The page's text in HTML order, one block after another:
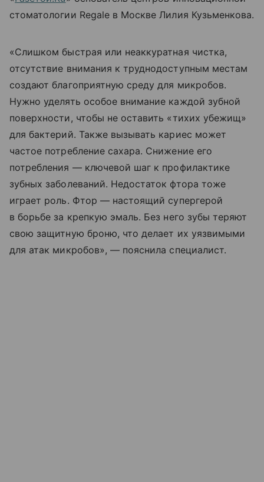
стоматологии Regale в Москве Лилия Кузьменкова.
«Слишком быстрая или неаккуратная чистка,
отсутствие внимания к труднодоступным местам
создают благоприятную среду для микробов.
Нужно уделять особое внимание каждой зубной
поверхности, чтобы не оставить «тихих убежищ»
для бактерий. Также вызывать кариес может
частое потребление сахара. Снижение его
потребления — ключевой шаг к профилактике
зубных заболеваний. Недостаток фтора тоже
играет роль. Фтор — настоящий супергерой
в борьбе за крепкую эмаль. Без него зубы теряют
свою защитную броню, что делает их уязвимыми
для атак микробов», — пояснила специалист.